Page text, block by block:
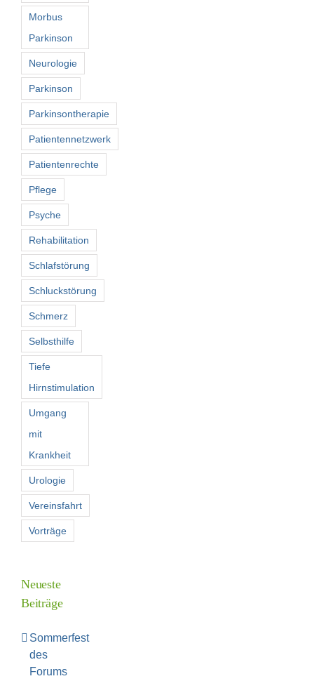
Morbus
Parkinson
Neurologie
Parkinson
Parkinsontherapie
Patientennetzwerk
Patientenrechte
Pflege
Psyche
Rehabilitation
Schlafstörung
Schluckstörung
Schmerz
Selbsthilfe
Tiefe
Hirnstimulation
Umgang
mit
Krankheit
Urologie
Vereinsfahrt
Vorträge
Neueste
Beiträge
Sommerfest
des
Forums